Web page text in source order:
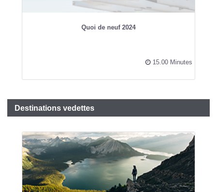
Quoi de neuf 2024
15.00 Minutes
Destinations vedettes